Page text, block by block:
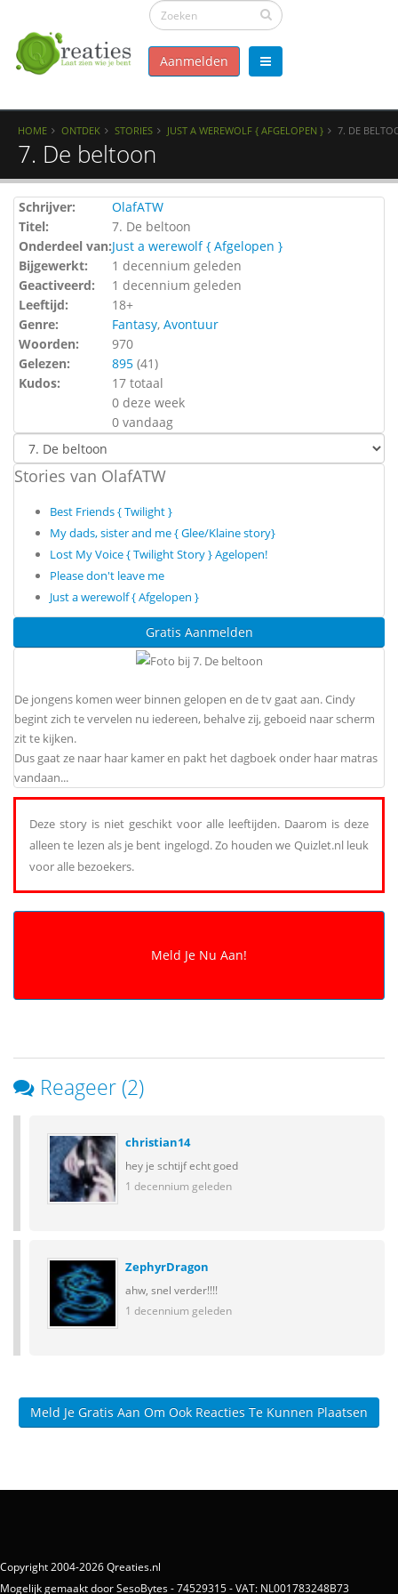
Aanmelden
HOME ONTDEK STORIES JUST A WEREWOLF { AFGELOPEN } 7. DE
7. De beltoon
Schrijver:
OlafATW
Titel:
7. De beltoon
Onderdeel van:Just a werewolf { Afgelopen }
Bijgewerkt:
1 decennium geleden
Geactiveerd:
1 decennium geleden
Leeftijd:
18+
Genre:
Fantasy, Avontuur
Woorden:
970
Gelezen:
895 (41)
Kudos:
17 totaal
0 deze week
0 vandaag
Stories van OlafATW
Best Friends { Twilight }
My dads, sister and me { Glee/Klaine story}
Lost My Voice { Twilight Story } Agelopen!
Please don't leave me
Just a werewolf { Afgelopen }
Gratis Aanmelden
De jongens komen weer binnen gelopen en de tv gaat aan. Cindy
begint zich te vervelen nu iedereen, behalve zij, geboeid naar scherm
zit te kijken.
Dus gaat ze naar haar kamer en pakt het dagboek onder haar matras
vandaan...
Deze story is niet geschikt voor alle leeftijden. Daarom is deze
alleen te lezen als je bent ingelogd. Zo houden we Quizlet.nl leuk
voor alle bezoekers.
Reageer (2)
christian14
hey je schtijf echt goed
1 decennium geleden
ZephyrDragon
ahw, snel verder!!!!
1 decennium geleden
Meld Je Gratis Aan Om Ook Reacties Te Kunnen Plaatsen
Copyright 2004-2026 Qreaties.nl
Mogelijk gemaakt door SesoBytes - 74529315 - VAT: NL001783248B73